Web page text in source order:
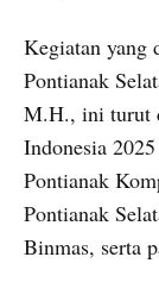
Kegiatan yang
Pontianak
M.H., ini turut
Indonesia
Pontianak
Pontianak
Binmas, serta